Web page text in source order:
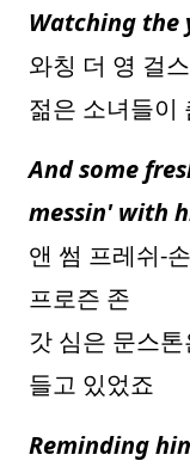
Watching the
와칭 더 영 걸
젊은 소녀들이
And some
messin' with
앤 썸 프레쉬-
프로즌 존
갓 심은 문스
들고 있었죠
Reminding